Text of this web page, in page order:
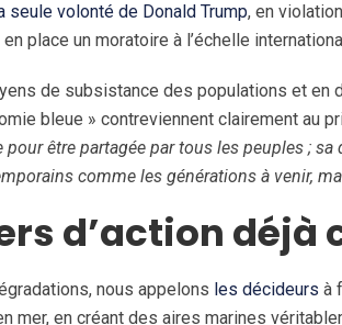
seule volonté de Donald Trump, en
place un moratoire à l’échelle
de subsistance des populations et en
bleue » contreviennent clairement au
pour être partagée par tous les peuples ;
comme les générations à venir,
d’action déjà
nous appelons les décideurs à
mer, en créant des aires marines